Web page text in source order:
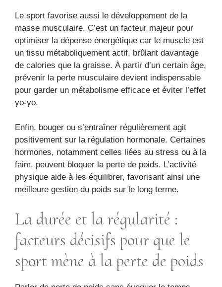
Le sport favorise aussi le développement de la
masse musculaire. C’est un facteur majeur pour
optimiser la dépense énergétique car le muscle est
un tissu métaboliquement actif, brûlant davantage
de calories que la graisse. À partir d’un certain âge,
prévenir la perte musculaire devient indispensable
pour garder un métabolisme efficace et éviter l’effet
yo-yo.
Enfin, bouger ou s’entraîner régulièrement agit
positivement sur la régulation hormonale. Certaines
hormones, notamment celles liées au stress ou à la
faim, peuvent bloquer la perte de poids. L’activité
physique aide à les équilibrer, favorisant ainsi une
meilleure gestion du poids sur le long terme.
La durée et la régularité :
facteurs décisifs pour que le
sport mène à la perte de poids